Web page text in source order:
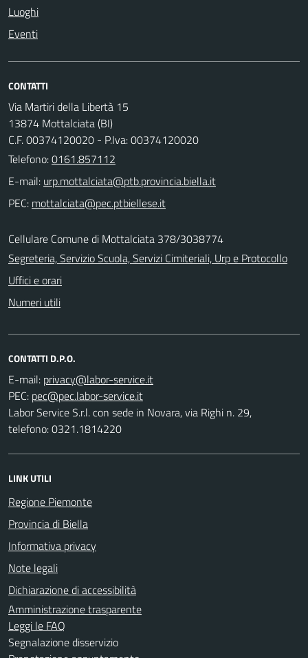
Luoghi
Eventi
CONTATTI
Via Martiri della Libertà 15
13874 Mottalciata (BI)
C.F. 00374120020 - P.Iva: 00374120020
Telefono:0161.857112
E-mail:
PEC:
Cellulare Comune di Mottalciata 378/3038774
Segreteria, Servizio Scuola, Servizi Cimiteriali, Urp e Protocollo
Uffici e orari
Numeri utili
CONTATTI D.P.O.
E-mail:
PEC:
Labor Service S.r.l. con sede in Novara, via Righi n. 29,
telefono: 0321.1814220
LINK UTILI
Regione Piemonte
Provincia di Biella
Informativa privacy
Note legali
Dichiarazione di accessibilità
Amministrazione trasparente
Leggi le FAQ
Segnalazione disservizio